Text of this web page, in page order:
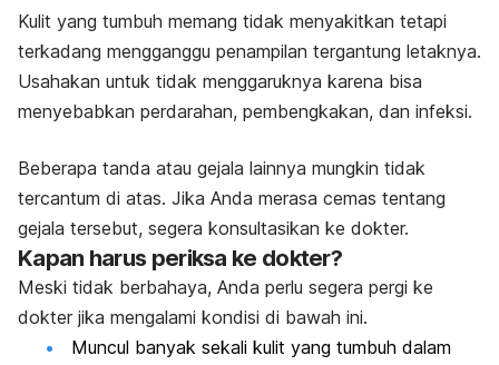
Kulit yang tumbuh memang tidak menyakitkan tetapi
terkadang mengganggu penampilan tergantung letaknya.
Usahakan untuk tidak menggaruknya karena bisa
menyebabkan perdarahan, pembengkakan, dan infeksi.
Beberapa tanda atau gejala lainnya mungkin tidak
tercantum di atas. Jika Anda merasa cemas tentang
gejala tersebut, segera konsultasikan ke dokter.
Kapan harus periksa ke dokter?
Meski tidak berbahaya, Anda perlu segera pergi ke
dokter jika mengalami kondisi di bawah ini.
Muncul banyak sekali kulit yang tumbuh dalam